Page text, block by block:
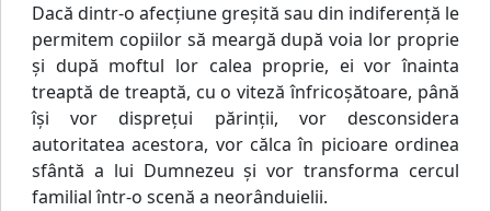
Dacă dintr-o afecţiune greşită sau din indiferenţă le
permitem copiilor să meargă după voia lor proprie
şi după moftul lor calea proprie, ei vor înainta
treaptă de treaptă, cu o viteză înfricoşătoare, până
îşi vor dispreţui părinţii, vor desconsidera
autoritatea acestora, vor călca în picioare ordinea
sfântă a lui Dumnezeu şi vor transforma cercul
familial într-o scenă a neorânduielii.